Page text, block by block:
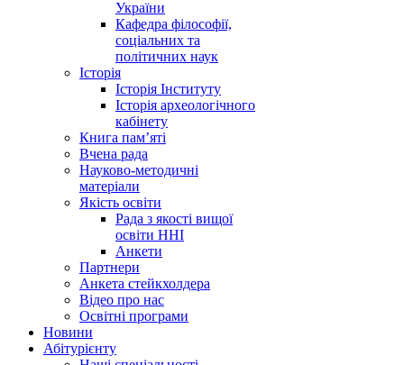
України
Кафедра філософії,
соціальних та
політичних наук
Історія
Історія Інституту
Історія археологічного
кабінету
Книга памʼяті
Вчена рада
Науково-методичні
матеріали
Якість освіти
Рада з якості вищої
освіти ННІ
Анкети
Партнери
Анкета стейкхолдера
Відео про нас
Освітні програми
Hовини
Абітурієнту